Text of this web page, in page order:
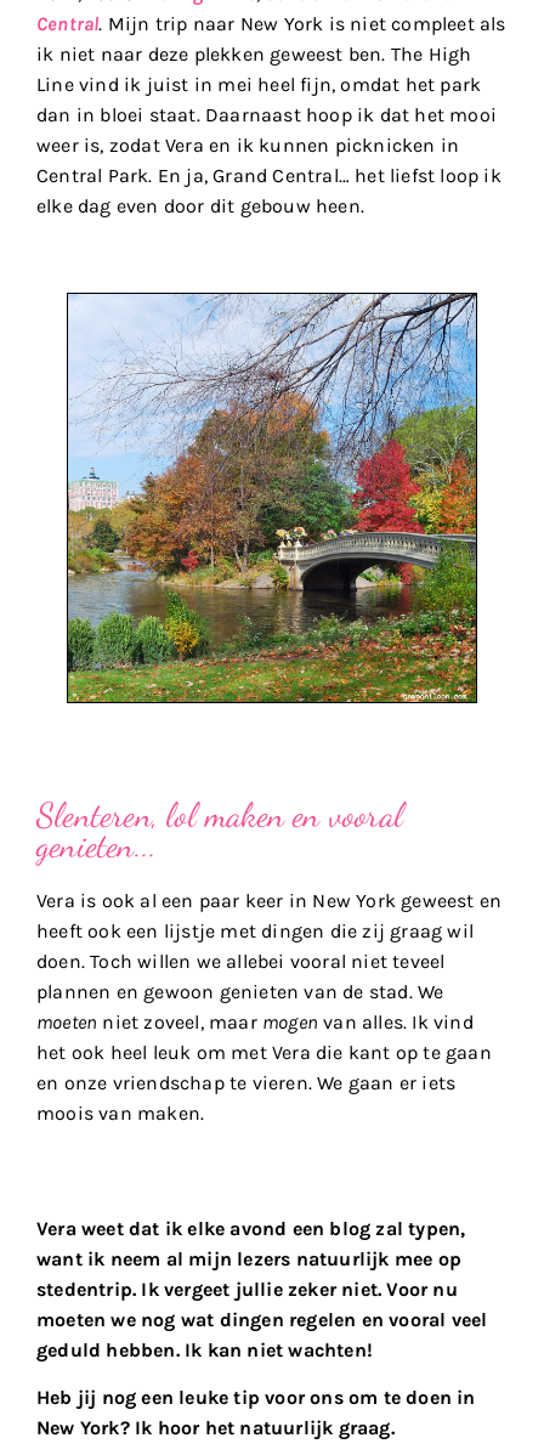
Central. Mijn trip naar New York is niet compleet als
ik niet naar deze plekken geweest ben. The High
Line vind ik juist in mei heel fijn, omdat het park
dan in bloei staat. Daarnaast hoop ik dat het mooi
weer is, zodat Vera en ik kunnen picknicken in
Central Park. En ja, Grand Central… het liefst loop ik
elke dag even door dit gebouw heen.
Slenteren, lol maken en vooral
genieten...
Vera is ook al een paar keer in New York geweest en
heeft ook een lijstje met dingen die zij graag wil
doen. Toch willen we allebei vooral niet teveel
plannen en gewoon genieten van de stad. We
moeten niet zoveel, maar mogen van alles. Ik vind
het ook heel leuk om met Vera die kant op te gaan
en onze vriendschap te vieren. We gaan er iets
moois van maken.
Vera weet dat ik elke avond een blog zal typen,
want ik neem al mijn lezers natuurlijk mee op
stedentrip. Ik vergeet jullie zeker niet. Voor nu
moeten we nog wat dingen regelen en vooral veel
geduld hebben. Ik kan niet wachten!
Heb jij nog een leuke tip voor ons om te doen in
New York? Ik hoor het natuurlijk graag.